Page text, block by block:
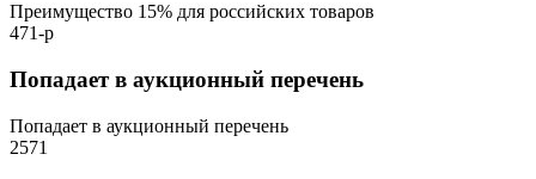
Преимущество 15% для российских товаров
471-р
Попадает в аукционный перечень
Попадает в аукционный перечень
2571